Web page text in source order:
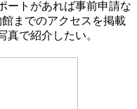
ートがあれば事前申請な
までのアクセスを掲載
真で紹介したい。